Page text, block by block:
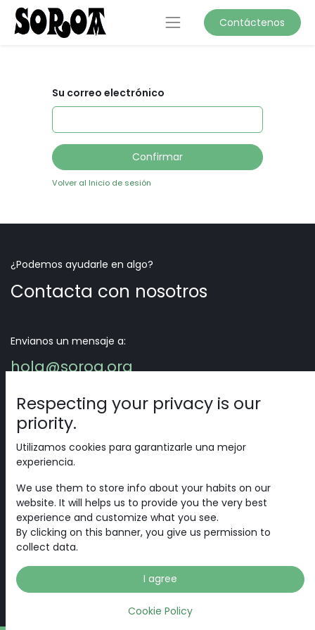
Contáctenos
Su correo electrónico
Confirmar
Volver al Inicio de sesión
¿Podemos ayudarle en algo?
Contacta con nosotros
Envianos un mensaje a:
hola@soroa.org
Inicio • Acerca de • Productos •
Respecting your privacy is our
priority.
Utilizamos cookies para garantizarle una mejor
experiencia.
We use them to store info about your habits on our
website. It will helps us to provide you the very best
experience and customize what you see.
By clicking on this banner, you give us permission to
collect data.
I agree
Cookie Policy